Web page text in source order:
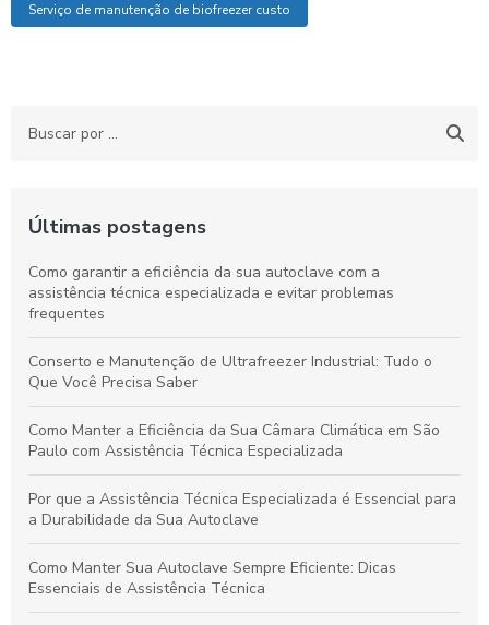
Serviço de manutenção de biofreezer custo
Últimas postagens
Como garantir a eficiência da sua autoclave com a
assistência técnica especializada e evitar problemas
frequentes
Conserto e Manutenção de Ultrafreezer Industrial: Tudo o
Que Você Precisa Saber
Como Manter a Eficiência da Sua Câmara Climática em São
Paulo com Assistência Técnica Especializada
Por que a Assistência Técnica Especializada é Essencial para
a Durabilidade da Sua Autoclave
Como Manter Sua Autoclave Sempre Eficiente: Dicas
Essenciais de Assistência Técnica